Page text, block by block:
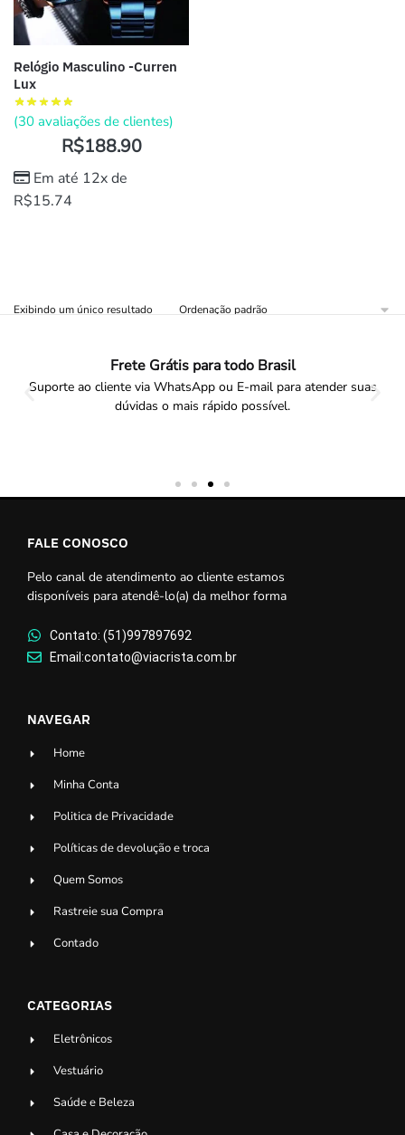
Relógio Masculino -Curren
Lux
(30 avaliações de clientes)
R$188.90
Em até 12x de
R$15.74
Exibindo um único resultado
Frete Grátis para todo Brasil
Suporte ao cliente via WhatsApp ou E-mail para atender suas
dúvidas o mais rápido possível.
FALE CONOSCO
Pelo canal de atendimento ao cliente estamos
disponíveis para atendê-lo(a) da melhor forma
Contato: (51)997897692
Email:contato@viacrista.com.br
NAVEGAR
Home
Minha Conta
Politica de Privacidade
Políticas de devolução e troca
Quem Somos
Rastreie sua Compra
Contado
CATEGORIAS
Eletrônicos
Vestuário
Saúde e Beleza